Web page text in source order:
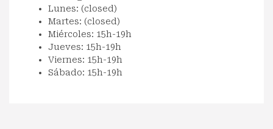
Lunes: (closed)
Martes: (closed)
Miércoles: 15h-19h
Jueves: 15h-19h
Viernes: 15h-19h
Sábado: 15h-19h